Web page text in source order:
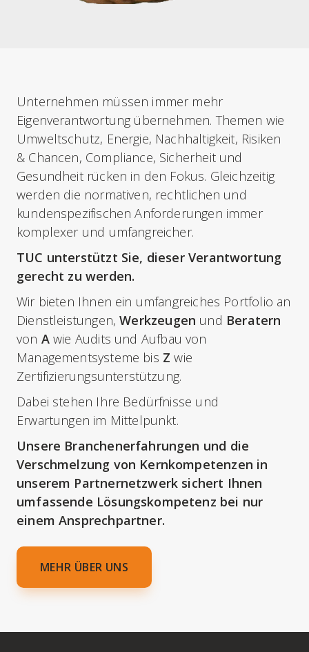
Unternehmen müssen immer mehr
Eigenverantwortung übernehmen. Themen wie
Umweltschutz, Energie, Nachhaltigkeit, Risiken
& Chancen, Compliance, Sicherheit und
Gesundheit rücken in den Fokus. Gleichzeitig
werden die normativen, rechtlichen und
kundenspezifischen Anforderungen immer
komplexer und umfangreicher.
TUC unterstützt Sie, dieser Verantwortung
gerecht zu werden.
Wir bieten Ihnen ein umfangreiches Portfolio an
Dienstleistungen,Werkzeugen und Beratern
von Awie Audits und Aufbau von
Managementsysteme bis Z wie
Zertifizierungsunterstützung.
Dabei stehen Ihre Bedürfnisse und
Erwartungen im Mittelpunkt.
Unsere Branchenerfahrungen und die
Verschmelzung von Kernkompetenzen in
unserem Partnernetzwerk sichert Ihnen
umfassende Lösungskompetenz bei nur
einem Ansprechpartner.
MEHR ÜBER UNS